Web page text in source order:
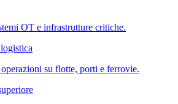
OT e infrastrutture critiche.
su flotte, porti e ferrovie.